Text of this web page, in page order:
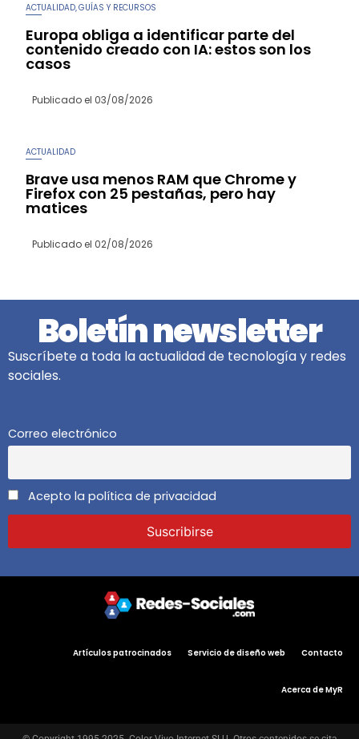
ACTUALIDAD ,GUÍAS Y RECURSOS
Europa obliga a identificar parte del
contenido creado con IA: estos son los
casos
Publicado el 03/08/2026
ACTUALIDAD
Brave usa menos RAM que Chrome y
Firefox con 25 pestañas, pero hay
matices
Publicado el 02/08/2026
Boletín newsletter
Suscríbete a toda la actualidad de tecnología y redes
sociales.
Correo electrónico
Acepto la política de privacidad
Artículos patrocinados Servicio de diseño web Contacto
Acerca de MyR